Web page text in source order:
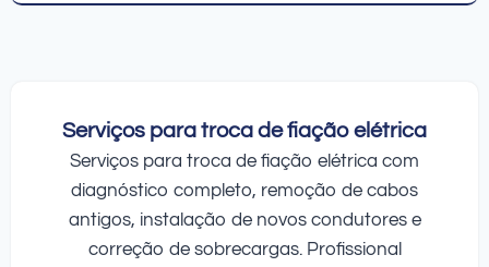
Serviços para troca de fiação elétrica
Serviços para troca de fiação elétrica com
diagnóstico completo, remoção de cabos
antigos, instalação de novos condutores e
correção de sobrecargas. Profissional